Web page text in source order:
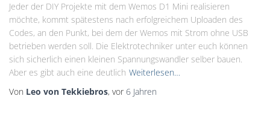
Jeder der DIY Projekte mit dem Wemos D1 Mini realisieren
möchte, kommt spätestens nach erfolgreichem Uploaden des
Codes, an den Punkt, bei dem der Wemos mit Strom ohne USB
betrieben werden soll. Die Elektrotechniker unter euch können
sich sicherlich einen kleinen Spannungswandler selber bauen.
Aber es gibt auch eine deutlich Weiterlesen…
Von Leo von Tekkiebros, vor 6 Jahren